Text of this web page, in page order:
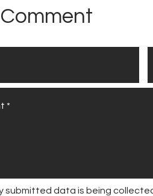
submitted data is being